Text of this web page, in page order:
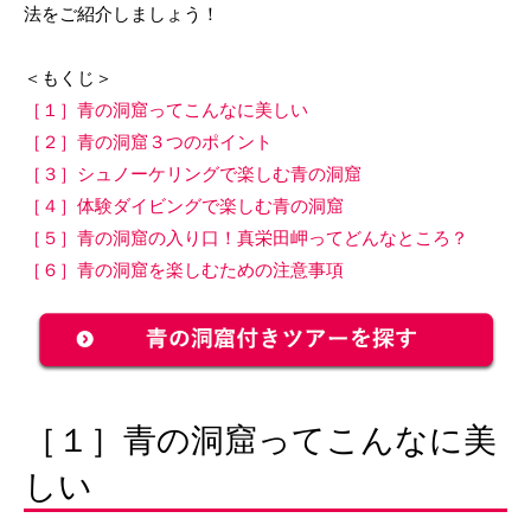
法をご紹介しましょう！
＜もくじ＞
［１］青の洞窟ってこんなに美しい
［２］青の洞窟３つのポイント
［３］シュノーケリングで楽しむ青の洞窟
［４］体験ダイビングで楽しむ青の洞窟
［５］青の洞窟の入り口！真栄田岬ってどんなところ？
［６］青の洞窟を楽しむための注意事項
［１］青の洞窟ってこんなに美
しい